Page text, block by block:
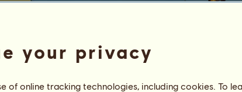
w
your privacy
of online tracking technologies, including cookies. To